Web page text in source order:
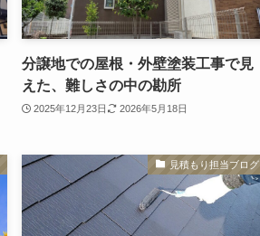
分譲地での屋根・外壁塗装工事で見
えた、難しさの中の勘所
2025年12月23日 2026年5月18日
見積もり担当ブログ